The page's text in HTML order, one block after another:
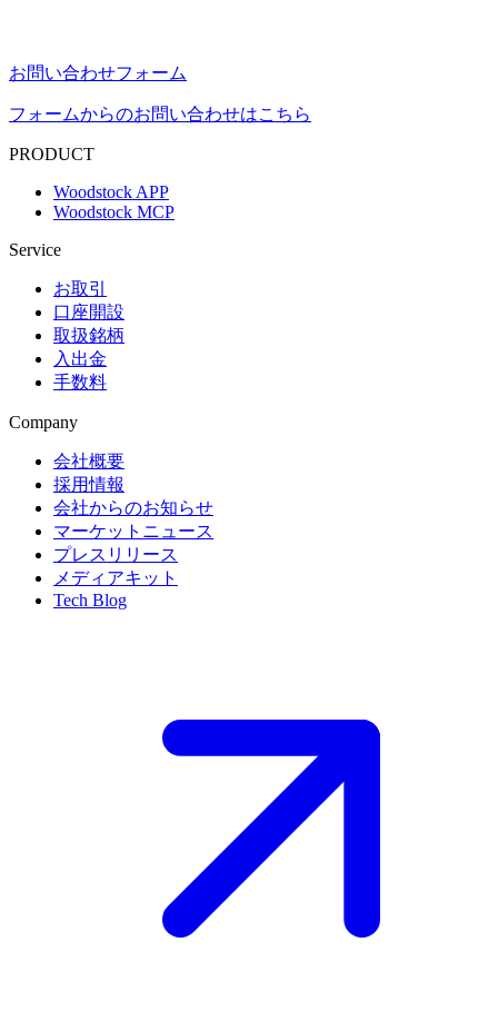
お問い合わせフォーム
フォームからのお問い合わせはこちら
PRODUCT
Woodstock APP
Woodstock MCP
Service
お取引
口座開設
取扱銘柄
入出金
手数料
Company
会社概要
採用情報
会社からのお知らせ
マーケットニュース
プレスリリース
メディアキット
Tech Blog